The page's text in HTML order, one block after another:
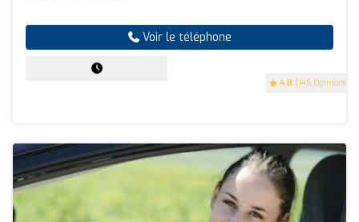
4.8 (145 Opinions)
Voir le téléphone